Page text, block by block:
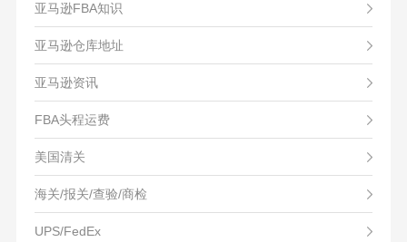
亚马逊FBA知识
亚马逊仓库地址
亚马逊资讯
FBA头程运费
美国清关
海关/报关/查验/商检
UPS/FedEx